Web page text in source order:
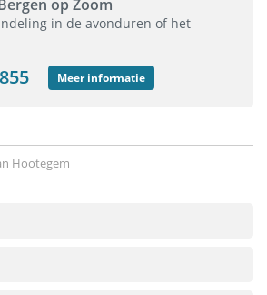
op Zoom
in de avonduren of het
Meer informatie
Hootegem